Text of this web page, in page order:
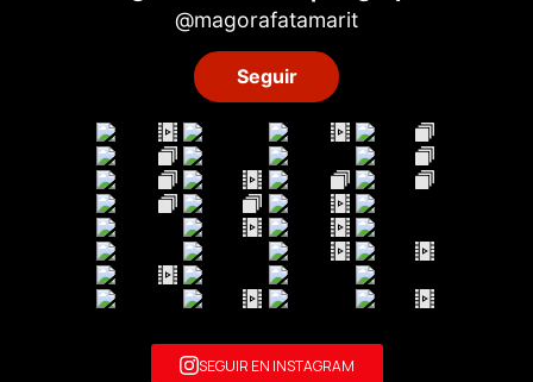
SEGUIR EN INSTAGRAM